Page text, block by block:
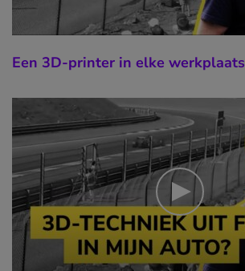
Een 3D-printer in elke werkplaats